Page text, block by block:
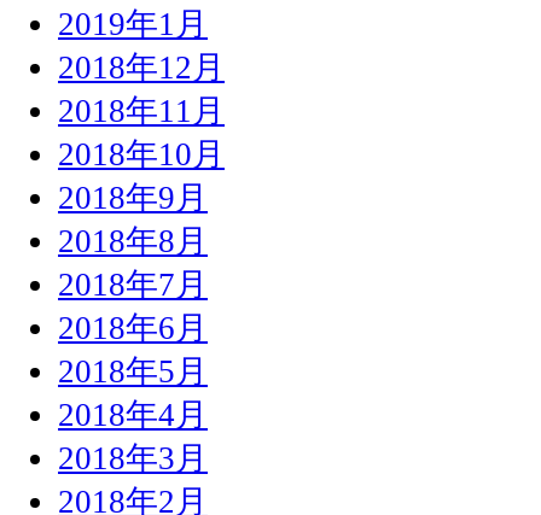
2019年1月
2018年12月
2018年11月
2018年10月
2018年9月
2018年8月
2018年7月
2018年6月
2018年5月
2018年4月
2018年3月
2018年2月